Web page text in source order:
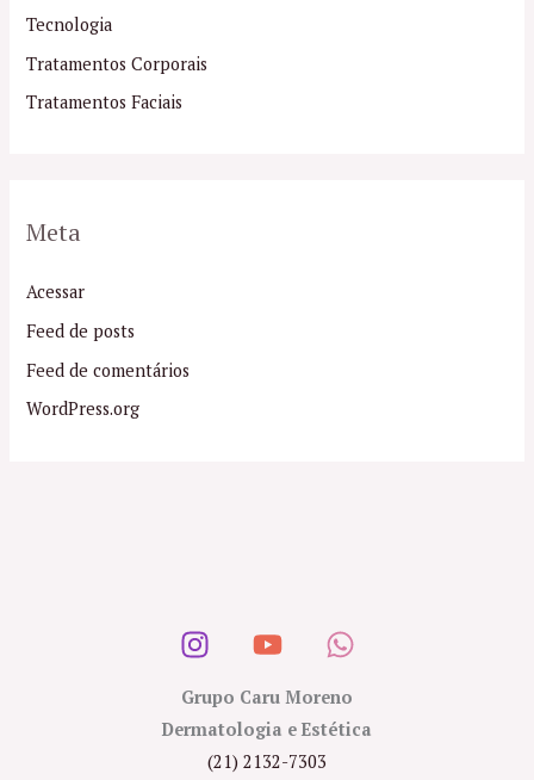
Tecnologia
Tratamentos Corporais
Tratamentos Faciais
Meta
Acessar
Feed de posts
Feed de comentários
WordPress.org
Grupo Caru Moreno
Dermatologia e Estética
(21) 2132-7303